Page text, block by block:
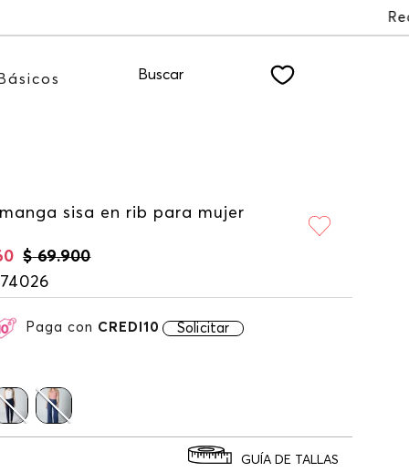
Básicos Buscar
sisa en rib para mujer
$ 69.900
Paga con CREDI10 Solicitar
GUÍA DE TALLAS